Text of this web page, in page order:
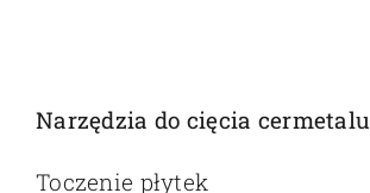
Narzędzia do cięcia cermetalu
Toczenie płytek